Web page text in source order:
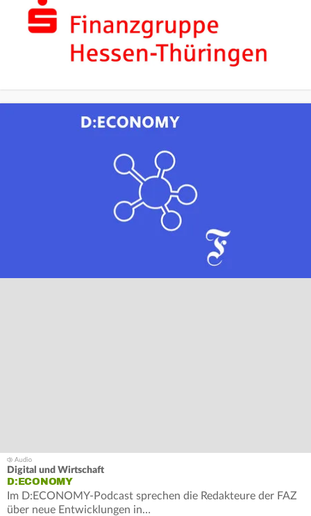
Digital und Wirtschaft
D:ECONOMY
Im D:ECONOMY-Podcast sprechen die Redakteure der FAZ
über neue Entwicklungen in…